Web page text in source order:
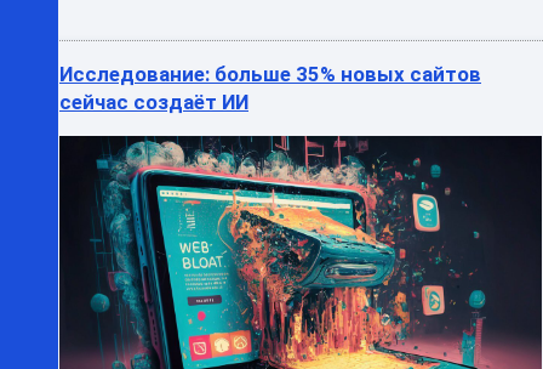
Исследование: больше 35% новых сайтов
сейчас создаёт ИИ